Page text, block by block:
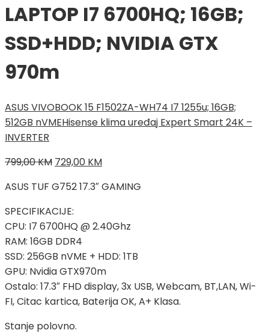
LAPTOP I7 6700HQ; 16GB;
SSD+HDD; NVIDIA GTX
970m
ASUS VIVOBOOK 15 F1502ZA-WH74 I7 1255u; 16GB;
512GB nVMEHisense klima uređaj Expert Smart 24K –
INVERTER
799,00KM Izvorna
bila
je:
799,00 KM.
729,00 KMTrenutna
je:
ASUS TUF G752 17.3″ GAMING
SPECIFIKACIJE:
CPU: I7 6700HQ @ 2.40Ghz
RAM: 16GB DDR4
SSD: 256GB nVME + HDD: 1TB
GPU: Nvidia GTX970m
Ostalo: 17.3″ FHD display, 3x USB, Webcam, BT,LAN, Wi-
FI, Citac kartica, Baterija OK, A+ Klasa.
Stanje polovno.